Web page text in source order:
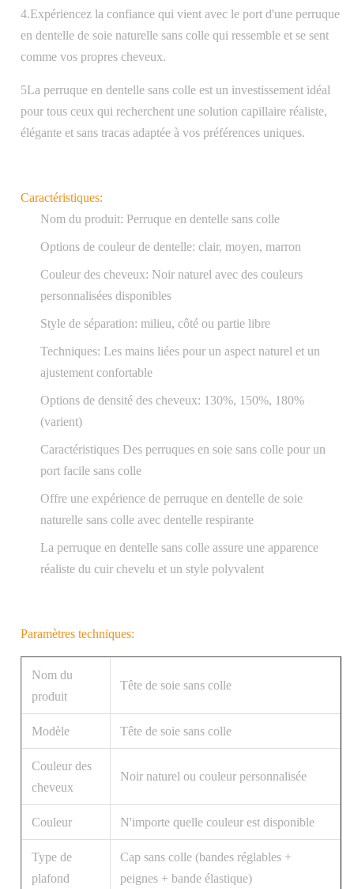
4.Expériencez la confiance qui vient avec le port d'une perruque
en dentelle de soie naturelle sans colle qui ressemble et se sent
comme vos propres cheveux.
5La perruque en dentelle sans colle est un investissement idéal
pour tous ceux qui recherchent une solution capillaire réaliste,
élégante et sans tracas adaptée à vos préférences uniques.
Caractéristiques:
Nom du produit: Perruque en dentelle sans colle
Options de couleur de dentelle: clair, moyen, marron
Couleur des cheveux: Noir naturel avec des couleurs
personnalisées disponibles
Style de séparation: milieu, côté ou partie libre
Techniques: Les mains liées pour un aspect naturel et un
ajustement confortable
Options de densité des cheveux: 130%, 150%, 180%
(varient)
Caractéristiques Des perruques en soie sans colle pour un
port facile sans colle
Offre une expérience de perruque en dentelle de soie
naturelle sans colle avec dentelle respirante
La perruque en dentelle sans colle assure une apparence
réaliste du cuir chevelu et un style polyvalent
Paramètres techniques:
Nom du
produit
Tête de soie sans colle
Modèle Tête de soie sans colle
Couleur des
cheveux
Noir naturel ou couleur personnalisée
Couleur N'importe quelle couleur est disponible
Type de
plafond
Cap sans colle (bandes réglables +
peignes + bande élastique)